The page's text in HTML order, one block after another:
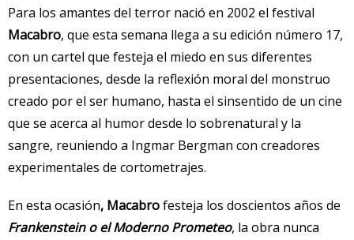
Para los amantes del terror nació en 2002 el festival
Macabro, que esta semana llega a su edición número 17,
con un cartel que festeja el miedo en sus diferentes
presentaciones, desde la reflexión moral del monstruo
creado por el ser humano, hasta el sinsentido de un cine
que se acerca al humor desde lo sobrenatural y la
sangre, reuniendo a Ingmar Bergman con creadores
experimentales de cortometrajes.
En esta ocasión, Macabrofesteja los doscientos años de
Frankenstein o el Moderno Prometeo, la obra nunca